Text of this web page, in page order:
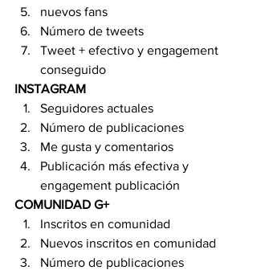
nuevos fans
Número de tweets
Tweet + efectivo y engagement
conseguido
INSTAGRAM
Seguidores actuales
Número de publicaciones
Me gusta y comentarios
Publicación más efectiva y
engagement publicación
COMUNIDAD G+
Inscritos en comunidad
Nuevos inscritos en comunidad
Número de publicaciones